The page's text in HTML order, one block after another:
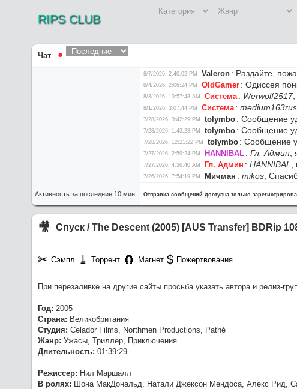
RIPS CLUB
Чат ⚫︎
8/7/2026, 2:40:02 PM Valeron : Раздайте,
8/4/2026, 2:06:24 PM OldGamer : Одиссея
8/3/2026, 10:57:43 AM Система : Werwolf2517,
8/1/2026, 3:07:44 PM Система : medium163rus
7/28/2026, 3:42:29 PM tolymbo : Сообщение
7/28/2026, 1:43:28 PM tolymbo : Сообщение
7/28/2026, 12:21:22 PM tolymbo : Сообщение
7/27/2026, 2:59:24 PM HANNIBAL : Гл. Админ,
7/27/2026, 4:36:40 AM Гл. Админ : HANNIBAL
7/26/2026, 7:54:19 PM Мичман : mikos,
7/26/2026, 8:57:05 AM HANNIBAL:мой сайт
:наступает
maxim2201:Северино /
7/25/2026, 4:10:07 PM Гл. Админ: Переезд
7/25/2026, 2:14:25 PM Гл. Админ
7/23/2026, 9:04:21 PM Werwolf2517 :
Активность за последние 10 мин. Отправка сообщений доступна только
🎥︎ Спуск / The Descent (2005) [AUS Transfer] BDRip
✂︎ Сэмпл ⤓︎ Торрент 🧲︎ Магнет $ Пожертвования
При перезаливке на другие сайты просьба указать автора и релиз-
Год: 2005
Страна: Великобритания
Студия: Celador Films, Northmen Productions, Pathé
Жанр: Ужасы, Триллер, Приключения
Длительность: 01:39:29
Режиссер: Нил Маршалл
В ролях: Шона МакДональд, Натали Джексон Мендоса, Алекс Рид,